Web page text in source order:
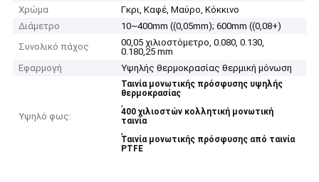
Χρώμα
Γκρι, Καφέ, Μαύρο, Κόκκινο
Διάμετρο
10~400mm ((0,05mm); 600mm ((0,08+)
Συνολικό πάχος
00,05 χιλιοστόμετρο, 0.080, 0.130,
0.180,25 mm
Εφαρμογή
Υψηλής θερμοκρασίας θερμική μόνωση
Υψηλό φως:
Ταινία μονωτικής πρόσφυσης υψηλής
θερμοκρασίας
,
400 χιλιοστών κολλητική μονωτική
ταινία
,
Ταινία μονωτικής πρόσφυσης από ταινία
PTFE